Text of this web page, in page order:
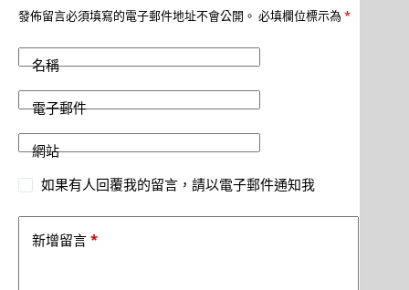
發佈留言必須填寫的電子郵件地址不會公開。 必填欄位標示為 *
名稱
電子郵件
網站
如果有人回覆我的留言，請以電子郵件通知我
新增留言 *